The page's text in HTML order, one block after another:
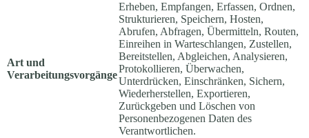
Art und
Verarbeitungsvorgänge
Erheben, Empfangen, Erfassen, Ordnen,
Strukturieren, Speichern, Hosten,
Abrufen, Abfragen, Übermitteln, Routen,
Einreihen in Warteschlangen, Zustellen,
Bereitstellen, Abgleichen, Analysieren,
Protokollieren, Überwachen,
Unterdrücken, Einschränken, Sichern,
Wiederherstellen, Exportieren,
Zurückgeben und Löschen von
Personenbezogenen Daten des
Verantwortlichen.